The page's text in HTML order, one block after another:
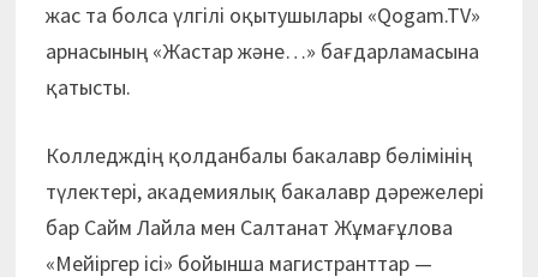
жас та болса үлгілі оқытушылары «Qogam.TV»
арнасының «Жастар және…» бағдарламасына
қатысты.
Колледждің қолданбалы бакалавр бөлімінің
түлектері, академиялық бакалавр дәрежелері
бар Сайм Лайла мен Салтанат Жұмағұлова
«Мейіргер ісі» бойынша магистранттар —